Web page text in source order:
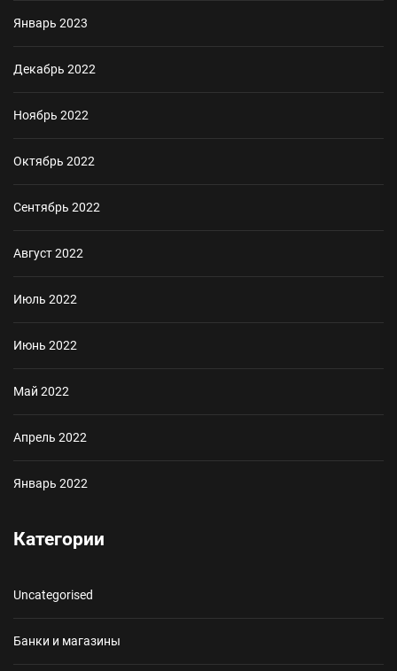
Январь 2023
Декабрь 2022
Ноябрь 2022
Октябрь 2022
Сентябрь 2022
Август 2022
Июль 2022
Июнь 2022
Май 2022
Апрель 2022
Январь 2022
Категории
Uncategorised
Банки и магазины